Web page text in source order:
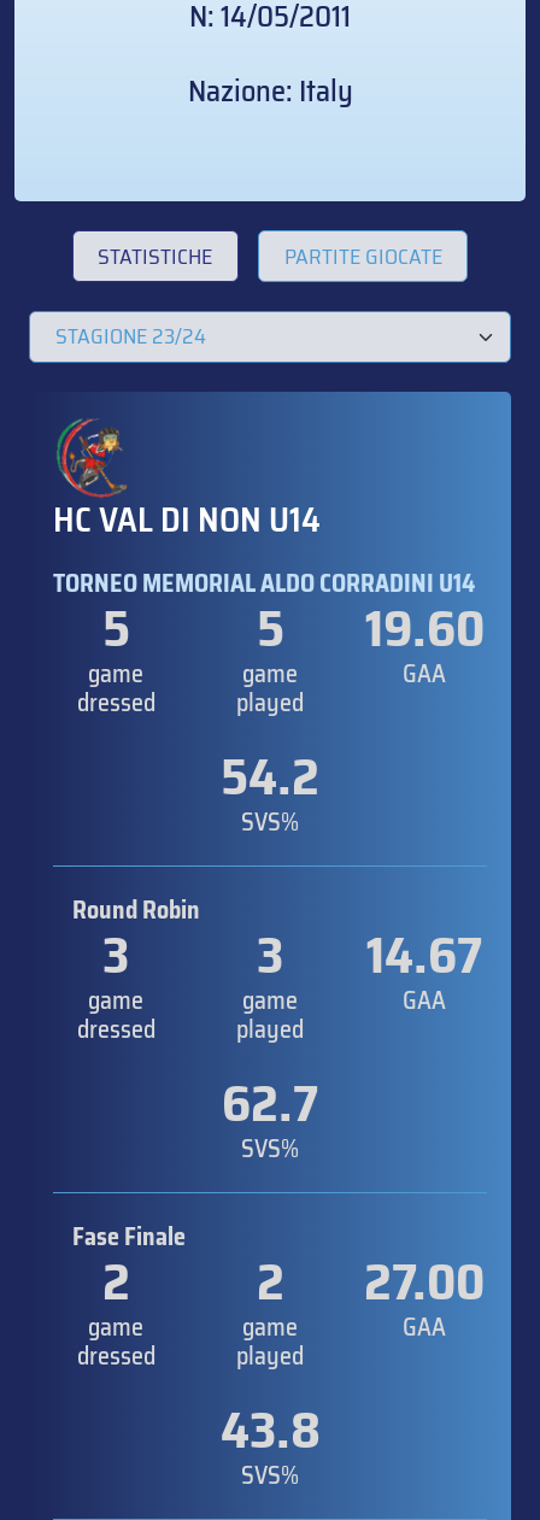
N: 14/05/2011
Nazione: Italy
STATISTICHE PARTITE GIOCATE
HC VAL DI NON U14
TORNEO MEMORIAL ALDO CORRADINI U14
5
game
dressed
5
game
played
19.60
GAA
54.2
SVS%
Round Robin
3
game
dressed
3
game
played
14.67
GAA
62.7
SVS%
Fase Finale
2
game
dressed
2
game
played
27.00
GAA
43.8
SVS%